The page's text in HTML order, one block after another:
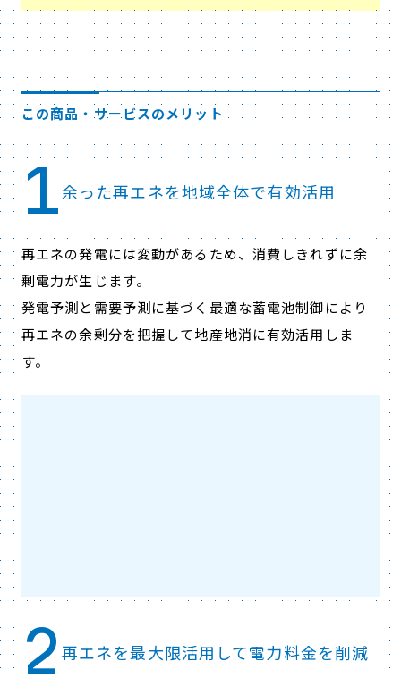
この商品・サービスのメリット
1余った再エネを地域全体で有効活用
再エネの発電には変動があるため、消費しきれずに余
剰電力が生じます。
発電予測と需要予測に基づく最適な蓄電池制御により
再エネの余剰分を把握して地産地消に有効活用しま
す。
2 再エネを最大限活用して電力料金を削減